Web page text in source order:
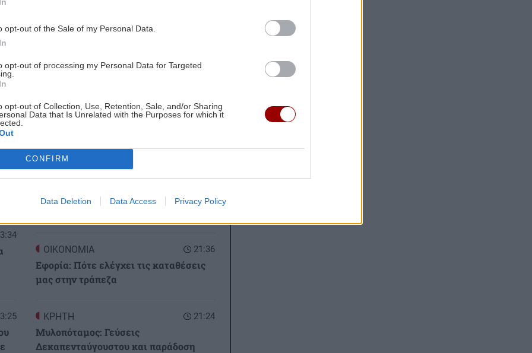
opt-out of the Sale of my Personal Data.
opt-out of processing my Personal Data for Targeted
opt-out of Collection, Use, Retention, Sale, and/or Sharing
Data that Is Unrelated with the Purposes for which it
CONFIRM
Data Deletion Data Access Privacy Policy
ποσοστό στο σύνολο της Ελλάδας και τα
Κουντουρά.
News
All Inclusive
ΚΡΗΤΗ
τα Ολοκαυτώματα σε Αλικιανό και
21:36
ΟΙΚΟΝΟΜΙΑ
Εφορία: Πότε ελέγχει τις καταθέσεις
μας στην τράπεζα
21:24
ΚΡΗΤΗ
Μυλοπόταμος: Γεύσεις
Δεκαπενταύγουστου και παράδοση